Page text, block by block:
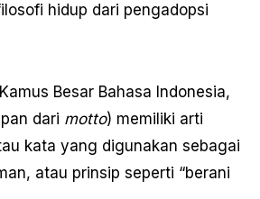
hidup dari pengadopsi
Besar Bahasa Indonesia,
dari motto) memiliki arti
kata yang digunakan sebagai
atau prinsip seperti “berani